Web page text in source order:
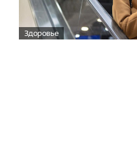
Здоровье